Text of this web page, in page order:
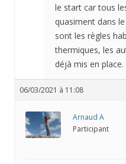
le start car tous
quasiment dans
sont les règles
thermiques, les
déjà mis en place.
06/03/2021 à 11:08
Arnaud A
Participant